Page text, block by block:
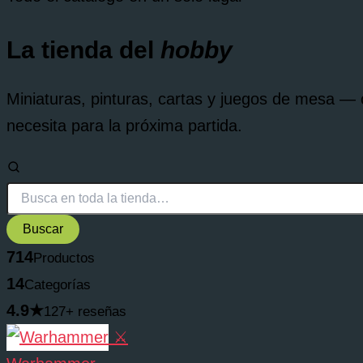
La tienda del hobby
Miniaturas, pinturas, cartas y juegos de mesa —
necesita para la próxima partida.
Buscar
714Productos
14Categorías
4.9★127+ reseñas
⚔